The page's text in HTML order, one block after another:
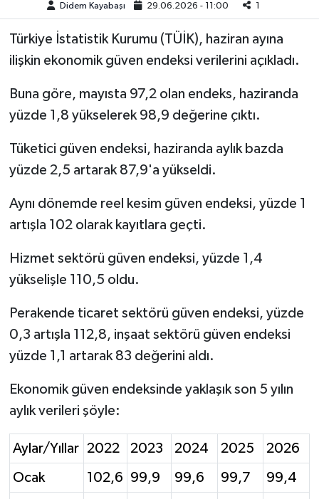
Didem Kayabaşı 29.06.2026 - 11:00 1
Türkiye İstatistik Kurumu (TÜİK), haziran ayına
ilişkin ekonomik güven endeksi verilerini açıkladı.
Buna göre, mayısta 97,2 olan endeks, haziranda
yüzde 1,8 yükselerek 98,9 değerine çıktı.
Tüketici güven endeksi, haziranda aylık bazda
yüzde 2,5 artarak 87,9'a yükseldi.
Aynı dönemde reel kesim güven endeksi, yüzde 1
artışla 102 olarak kayıtlara geçti.
Hizmet sektörü güven endeksi, yüzde 1,4
yükselişle 110,5 oldu.
Perakende ticaret sektörü güven endeksi, yüzde
0,3 artışla 112,8, inşaat sektörü güven endeksi
yüzde 1,1 artarak 83 değerini aldı.
Ekonomik güven endeksinde yaklaşık son 5 yılın
aylık verileri şöyle:
Aylar/Yıllar 2022 2023 2024 2025 2026
Ocak 102,6 99,9 99,6 99,7 99,4